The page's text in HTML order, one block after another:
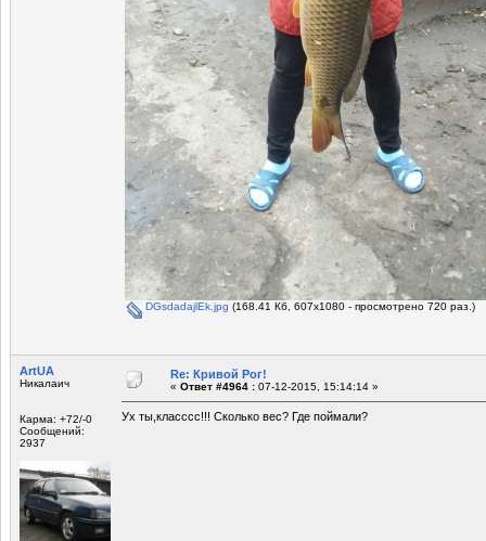
DGsdadajlEk.jpg (168.41 Кб, 607x1080 - просмотрено 720 раз.)
ArtUA
Никалаич
Карма: +72/-0
Сообщений:
2937
Re: Кривой Рог!
« Ответ #4964 : 07-12-2015, 15:14:14 »
Ух ты,класссс!!! Сколько вес? Где поймали?